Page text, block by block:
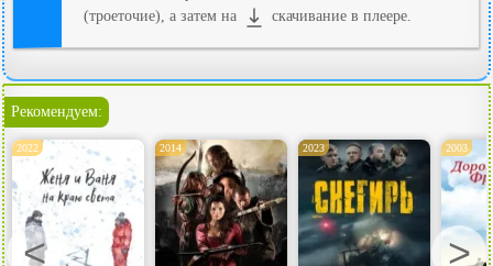
(троеточие), а затем на
скачивание в плеере.
Рекомендуем:
2022 2014 2023 2003
< >